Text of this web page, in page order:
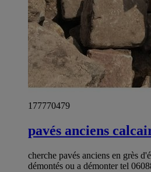
177770479
pavés anciens
cherche pavés anciens en grès
démontés ou a démonter tel